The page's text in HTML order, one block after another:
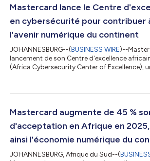
Mastercard lance le Centre
en cybersécurité pour contribuer
l'avenir numérique du continent
JOHANNESBURG--(BUSINESS WIRE)--
lancement de son Centre d'excellence
(Africa Cybersecurity Center of Excellence),
constitue le socle de l'économie numérique
Afrique du Sud et au Nigeria du directeur
Mastercard augmente de 45 %
d'acceptation en Afrique en
ainsi l'économie numérique du
JOHANNESBURG, Afrique du Sud--(